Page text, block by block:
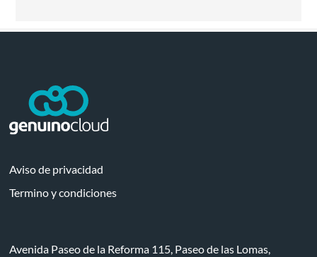
Aviso de privacidad
Termino y condiciones
Avenida Paseo de la Reforma 115, Paseo de las Lomas,